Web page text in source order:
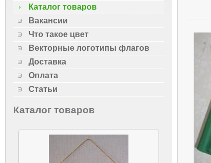
Каталог товаров
Вакансии
Что такое цвет
Векторные логотипы флагов
Доставка
Оплата
Статьи
Каталог товаров